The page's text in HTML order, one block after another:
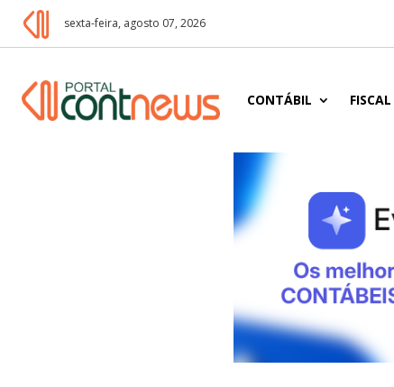
sexta-feira, agosto 07, 2026
CONTÁBIL FISCAL